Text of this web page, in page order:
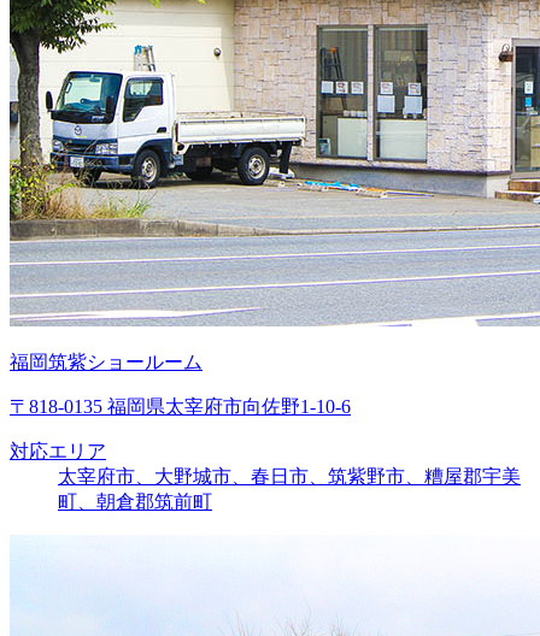
福岡筑紫ショールーム
〒818-0135 福岡県太宰府市向佐野1-10-6
対応エリア
太宰府市、大野城市、春日市、筑紫野市、糟屋郡宇美
町、朝倉郡筑前町